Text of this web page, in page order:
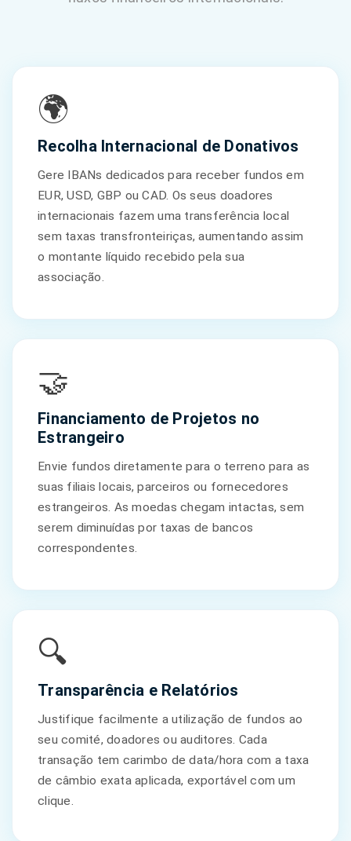
🌍
Recolha Internacional de Donativos
Gere IBANs dedicados para receber fundos em
EUR, USD, GBP ou CAD. Os seus doadores
internacionais fazem uma transferência local
sem taxas transfronteiriças, aumentando assim
o montante líquido recebido pela sua
associação.
🤝
Financiamento de Projetos no
Estrangeiro
Envie fundos diretamente para o terreno para as
suas filiais locais, parceiros ou fornecedores
estrangeiros. As moedas chegam intactas, sem
serem diminuídas por taxas de bancos
correspondentes.
🔍
Transparência e Relatórios
Justifique facilmente a utilização de fundos ao
seu comité, doadores ou auditores. Cada
transação tem carimbo de data/hora com a taxa
de câmbio exata aplicada, exportável com um
clique.